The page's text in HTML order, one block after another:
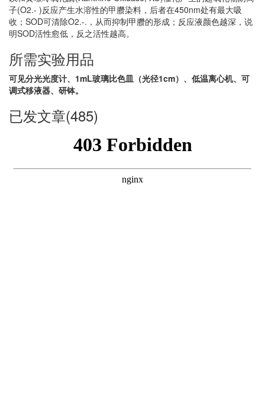
子(O2.- )反应产生水溶性的甲臜染料，后者在450nm处有最大吸
收；SOD可清除O2.-.，从而抑制甲臜的形成；反应液颜色越深，说
明SOD活性愈低，反之活性越高。
所需实验用品
可见分光光度计、1mL玻璃比色皿（光径1cm）、低温离心机、可
调式移液器、研钵。
已发文章(485)